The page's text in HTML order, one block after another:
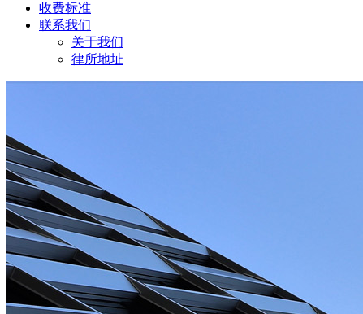
收费标准
联系我们
关于我们
律所地址